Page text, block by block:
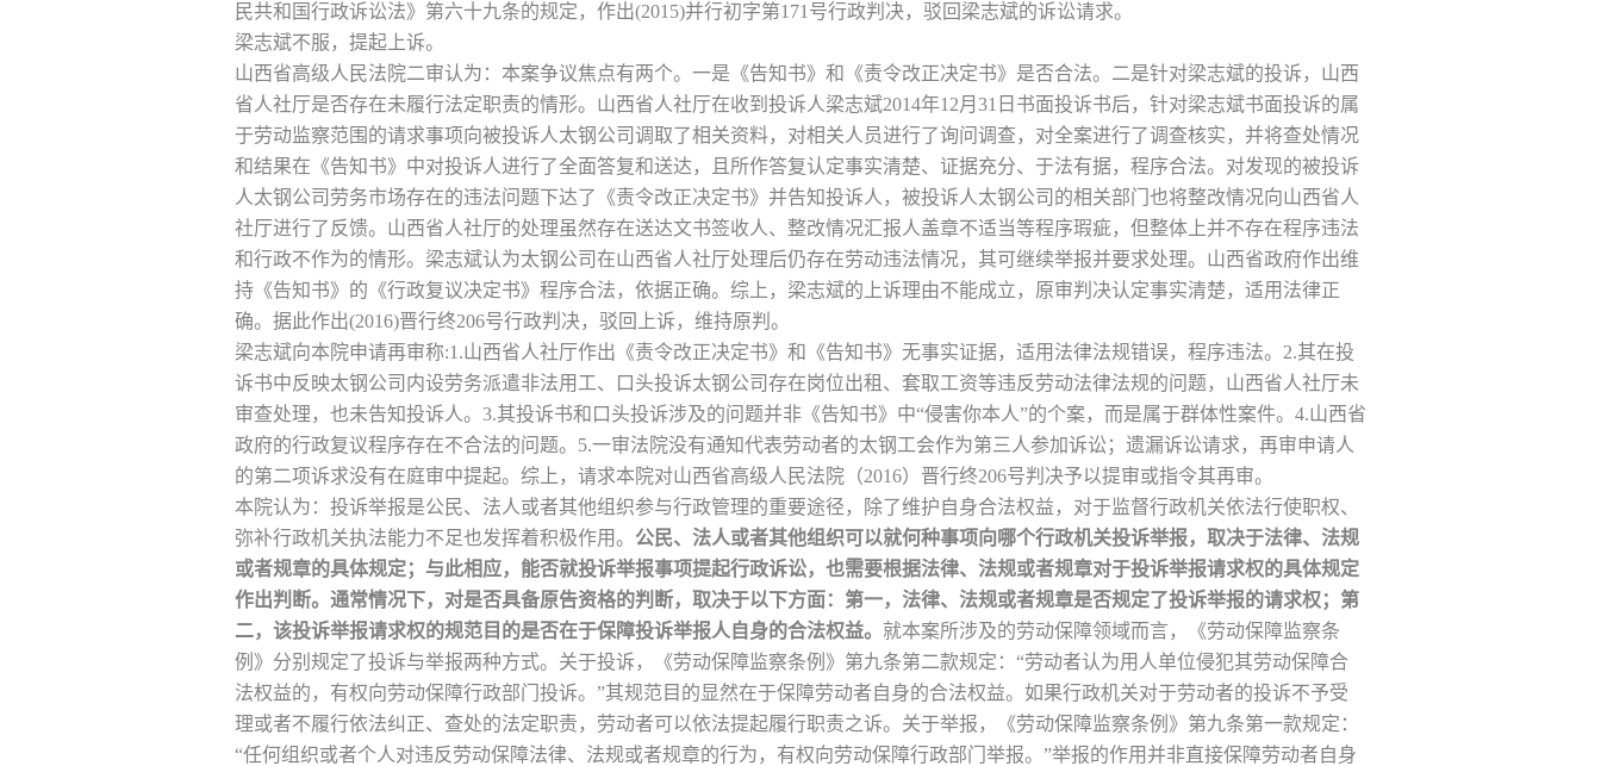
民共和国行政诉讼法》第六十九条的规定，作出(2015)并行初字第171号行政判决，驳回梁志斌的诉讼请求。
梁志斌不服，提起上诉。
山西省高级人民法院二审认为：本案争议焦点有两个。一是《告知书》和《责令改正决定书》是否合法。二是针对梁志斌的投诉，山西
省人社厅是否存在未履行法定职责的情形。山西省人社厅在收到投诉人梁志斌2014年12月31日书面投诉书后，针对梁志斌书面投诉的属
于劳动监察范围的请求事项向被投诉人太钢公司调取了相关资料，对相关人员进行了询问调查，对全案进行了调查核实，并将查处情况
和结果在《告知书》中对投诉人进行了全面答复和送达，且所作答复认定事实清楚、证据充分、于法有据，程序合法。对发现的被投诉
人太钢公司劳务市场存在的违法问题下达了《责令改正决定书》并告知投诉人，被投诉人太钢公司的相关部门也将整改情况向山西省人
社厅进行了反馈。山西省人社厅的处理虽然存在送达文书签收人、整改情况汇报人盖章不适当等程序瑕疵，但整体上并不存在程序违法
和行政不作为的情形。梁志斌认为太钢公司在山西省人社厅处理后仍存在劳动违法情况，其可继续举报并要求处理。山西省政府作出维
持《告知书》的《行政复议决定书》程序合法，依据正确。综上，梁志斌的上诉理由不能成立，原审判决认定事实清楚，适用法律正
确。据此作出(2016)晋行终206号行政判决，驳回上诉，维持原判。
梁志斌向本院申请再审称:1.山西省人社厅作出《责令改正决定书》和《告知书》无事实证据，适用法律法规错误，程序违法。2.其在投
诉书中反映太钢公司内设劳务派遣非法用工、口头投诉太钢公司存在岗位出租、套取工资等违反劳动法律法规的问题，山西省人社厅未
审查处理，也未告知投诉人。3.其投诉书和口头投诉涉及的问题并非《告知书》中“侵害你本人”的个案，而是属于群体性案件。4.山西省
政府的行政复议程序存在不合法的问题。5.一审法院没有通知代表劳动者的太钢工会作为第三人参加诉讼；遗漏诉讼请求，再审申请人
的第二项诉求没有在庭审中提起。综上，请求本院对山西省高级人民法院（2016）晋行终206号判决予以提审或指令其再审。
本院认为：投诉举报是公民、法人或者其他组织参与行政管理的重要途径，除了维护自身合法权益，对于监督行政机关依法行使职权、
弥补行政机关执法能力不足也发挥着积极作用。 公民、法人或者其他组织可以就何种事项向哪个行政机关投诉举报，取决于法律、法规
或者规章的具体规定；与此相应，能否就投诉举报事项提起行政诉讼，也需要根据法律、法规或者规章对于投诉举报请求权的具体规定
作出判断。通常情况下，对是否具备原告资格的判断，取决于以下方面：第一，法律、法规或者规章是否规定了投诉举报的请求权；第
二，该投诉举报请求权的规范目的是否在于保障投诉举报人自身的合法权益。 就本案所涉及的劳动保障领域而言，《劳动保障监察条
例》分别规定了投诉与举报两种方式。关于投诉，《劳动保障监察条例》第九条第二款规定：“劳动者认为用人单位侵犯其劳动保障合
法权益的，有权向劳动保障行政部门投诉。”其规范目的显然在于保障劳动者自身的合法权益。如果行政机关对于劳动者的投诉不予受
理或者不履行依法纠正、查处的法定职责，劳动者可以依法提起履行职责之诉。关于举报，《劳动保障监察条例》第九条第一款规定：
“任何组织或者个人对违反劳动保障法律、法规或者规章的行为，有权向劳动保障行政部门举报。”举报的作用并非直接保障劳动者自身